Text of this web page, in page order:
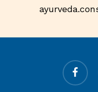
facebook